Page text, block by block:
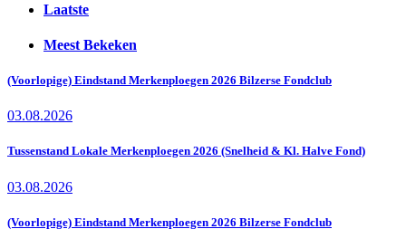
Laatste
Meest Bekeken
(Voorlopige) Eindstand Merkenploegen 2026 Bilzerse Fondclub
03.08.2026
Tussenstand Lokale Merkenploegen 2026 (Snelheid & Kl. Halve Fond)
03.08.2026
(Voorlopige) Eindstand Merkenploegen 2026 Bilzerse Fondclub